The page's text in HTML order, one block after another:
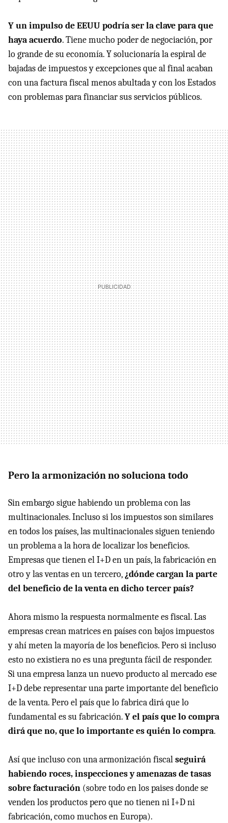
Y un impulso de EEUU podría ser la clave para que
haya acuerdo. Tiene mucho poder de negociación, por
lo grande de su economía. Y solucionaría la espiral de
bajadas de impuestos y excepciones que al final acaban
con una factura fiscal menos abultada y con los Estados
con problemas para financiar sus servicios públicos.
Pero la armonización no soluciona todo
Sin embargo sigue habiendo un problema con las
multinacionales. Incluso si los impuestos son similares
en todos los países, las multinacionales siguen teniendo
un problema a la hora de localizar los beneficios.
Empresas que tienen el I+D en un país, la fabricación en
otro y las ventas en un tercero, ¿dónde cargan la parte
del beneficio de la venta en dicho tercer país?
Ahora mismo la respuesta normalmente es fiscal. Las
empresas crean matrices en países con bajos impuestos
y ahí meten la mayoría de los beneficios. Pero si incluso
esto no existiera no es una pregunta fácil de responder.
Si una empresa lanza un nuevo producto al mercado ese
I+D debe representar una parte importante del beneficio
de la venta. Pero el país que lo fabrica dirá que lo
fundamental es su fabricación.Y el país que lo compra
dirá que no, que lo importante es quién lo compra.
Así que incluso con una armonización fiscalseguirá
habiendo roces, inspecciones y amenazas de tasas
sobre facturación (sobre todo en los paises donde se
venden los productos pero que no tienen ni I+D ni
fabricación, como muchos en Europa).